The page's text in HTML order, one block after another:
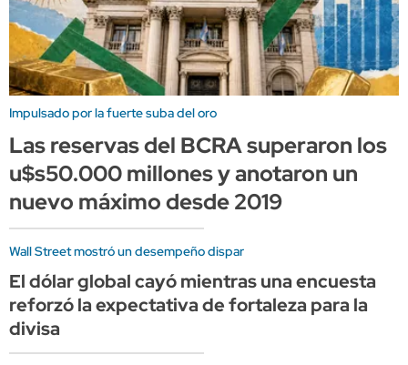
Impulsado por la fuerte suba del oro
Las reservas del BCRA superaron los
u$s50.000 millones y anotaron un
nuevo máximo desde 2019
Wall Street mostró un desempeño dispar
El dólar global cayó mientras una encuesta
reforzó la expectativa de fortaleza para la
divisa